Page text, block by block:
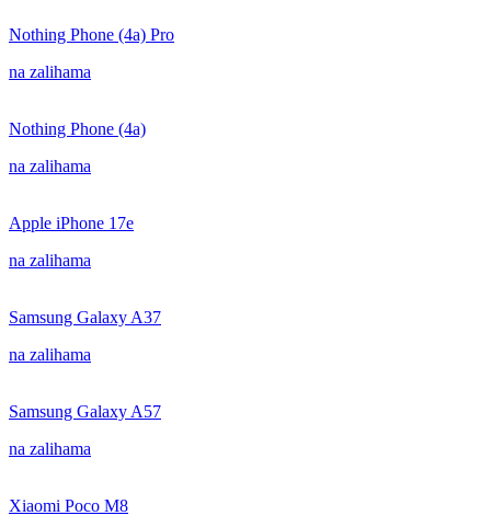
Nothing Phone (4a) Pro
na zalihama
Nothing Phone (4a)
na zalihama
Apple iPhone 17e
na zalihama
Samsung Galaxy A37
na zalihama
Samsung Galaxy A57
na zalihama
Xiaomi Poco M8